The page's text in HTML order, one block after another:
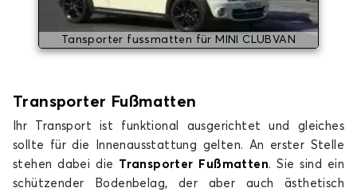
Tansporter fussmatten für MINI CLUBVAN
Transporter Fußmatten
Ihr Transport ist funktional ausgerichtet und gleiches
sollte für die Innenausstattung gelten. An erster Stelle
stehen dabei die Transporter Fußmatten. Sie sind ein
schützender Bodenbelag, der aber auch ästhetisch